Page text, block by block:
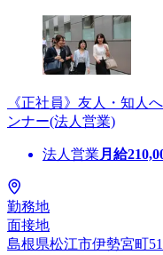
《正社員》友人・知人
ンナー(法人営業)
法人営業 月給
勤務地
面接地
島根県松江市伊勢宮町